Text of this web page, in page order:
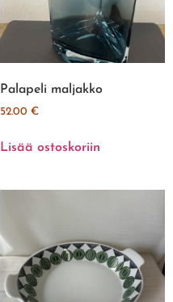
Palapeli maljakko
52.00 €
Lisää ostoskoriin